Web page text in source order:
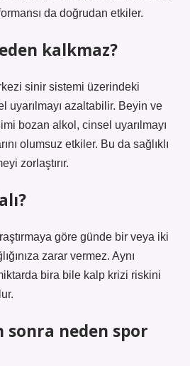
da doğrudan etkiler.
kalkmaz?
sinir sistemi üzerindeki
uyarılmayı azaltabilir. Beyin ve
bozan alkol, cinsel uyarılmayı
olumsuz etkiler. Bu da sağlıklı
zorlaştırır.
göre günde bir veya iki
zarar vermez. Aynı
bira bile kalp krizi riskini
sonra neden spor